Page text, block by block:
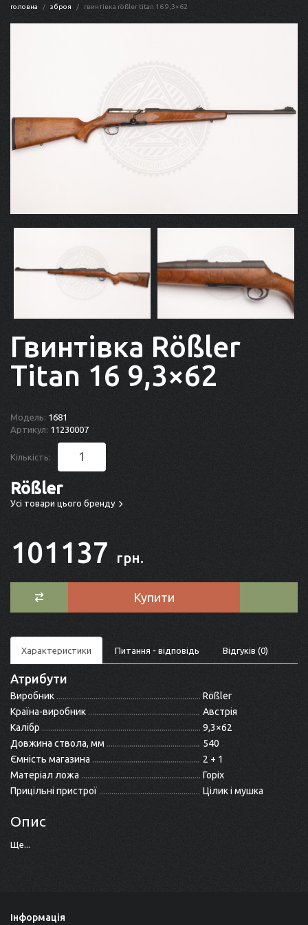
головна зброя гвинтівка rößler titan 16 9,3×62
Гвинтівка Rößler
Titan 16 9,3×62
Модель: 1681
Артикул: 11230007
Кількість:
Rößler
Усі товари цього бренду
101137 грн.
Купити
Характеристики Питання - відповідь Відгуків (0)
Атрибути
Виробник
Rößler
Країна-виробник
Австрія
Калібр
9,3×62
Довжина ствола, мм
540
Ємність магазина
2 + 1
Матеріал ложа
Горіх
Прицільні пристрої
Цілик і мушка
Опис
Ще...
Інформація